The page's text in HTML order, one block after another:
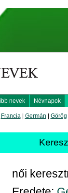
nevek Névnapok
Francia| Germán Görög
női